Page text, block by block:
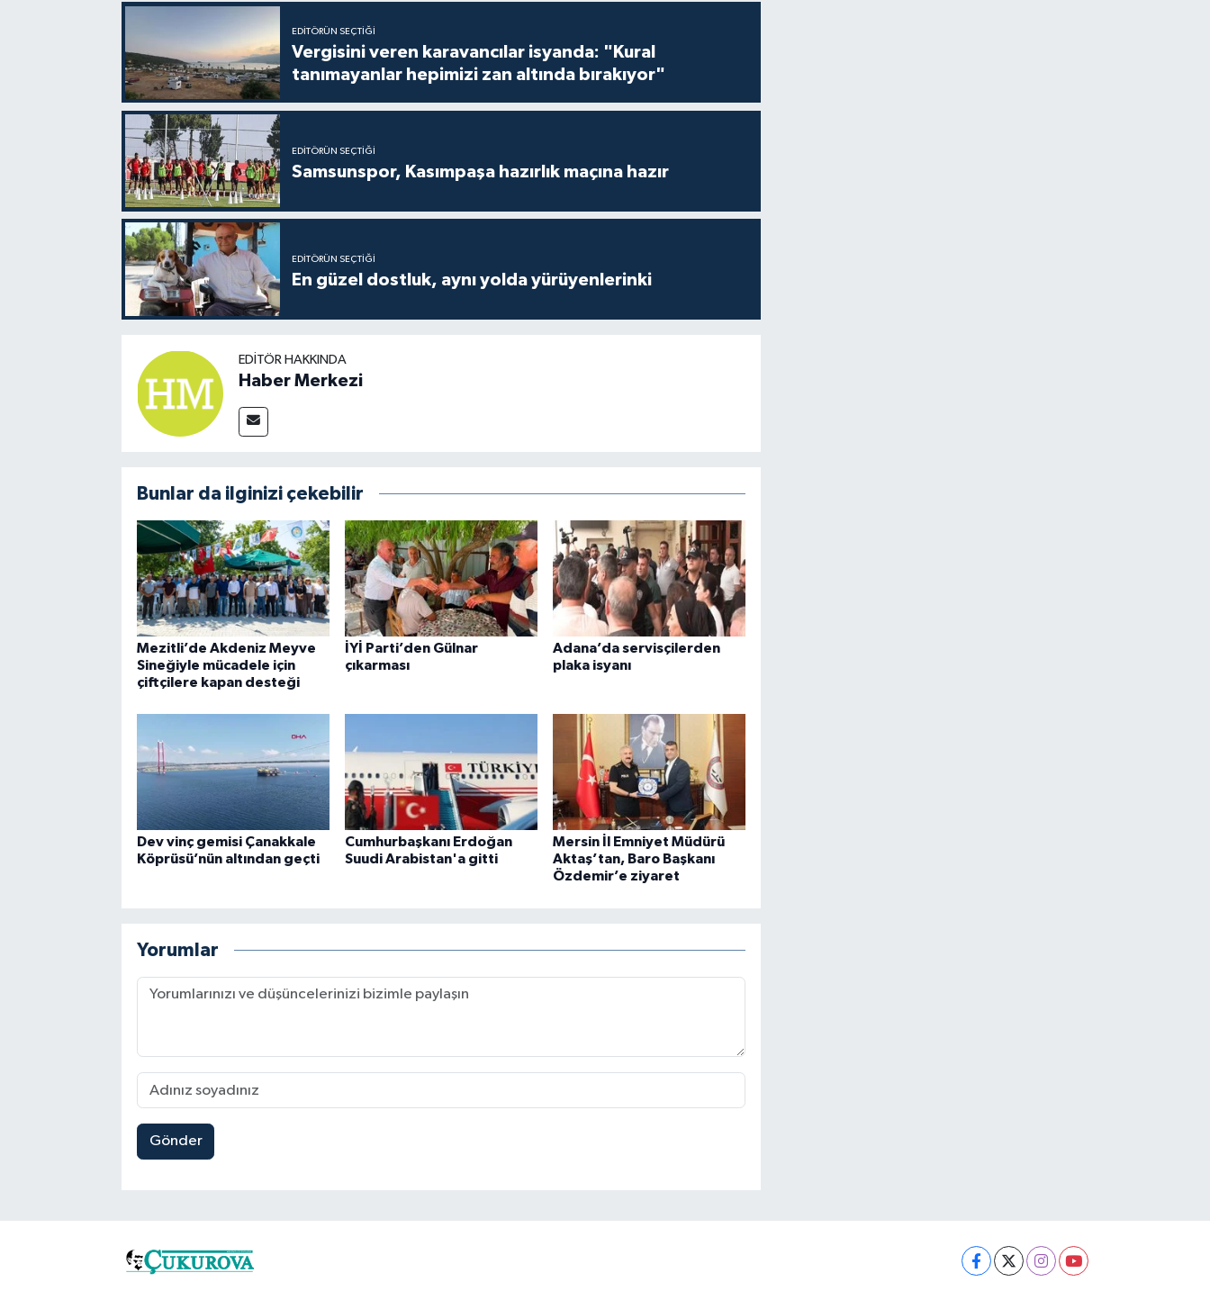
EDITÖRÜN SEÇTIĞI
Vergisini veren karavancılar isyanda: "Kural
tanımayanlar hepimizi zan altında bırakıyor"
EDITÖRÜN SEÇTIĞI
Samsunspor, Kasımpaşa hazırlık maçına hazır
EDITÖRÜN SEÇTIĞI
En güzel dostluk, aynı yolda yürüyenlerinki
EDITÖR HAKKINDA
Haber Merkezi
Bunlar da ilginizi çekebilir
Mezitli’de Akdeniz Meyve
Sineğiyle mücadele için
çiftçilere kapan desteği
İYİ Parti’den Gülnar
çıkarması
Adana’da servisçilerden
plaka isyanı
Dev vinç gemisi Çanakkale
Köprüsü’nün altından geçti
Cumhurbaşkanı Erdoğan
Suudi Arabistan'a gitti
Mersin İl Emniyet Müdürü
Aktaş’tan, Baro Başkanı
Özdemir’e ziyaret
Yorumlar
Gönder